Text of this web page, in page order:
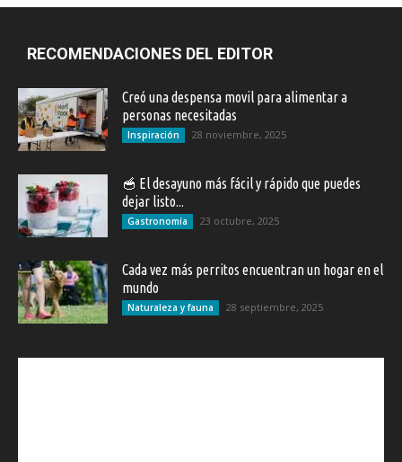
RECOMENDACIONES DEL EDITOR
Creó una despensa movil para alimentar a
personas necesitadas
Inspiración 28 noviembre, 2025
🥣 El desayuno más fácil y rápido que puedes
dejar listo...
Gastronomía 23 octubre, 2025
Cada vez más perritos encuentran un hogar en el
mundo
Naturaleza y fauna 28 septiembre, 2025